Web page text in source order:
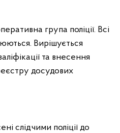
група поліції. Всі
Вирішується
та внесення
досудових
слідчими поліції до